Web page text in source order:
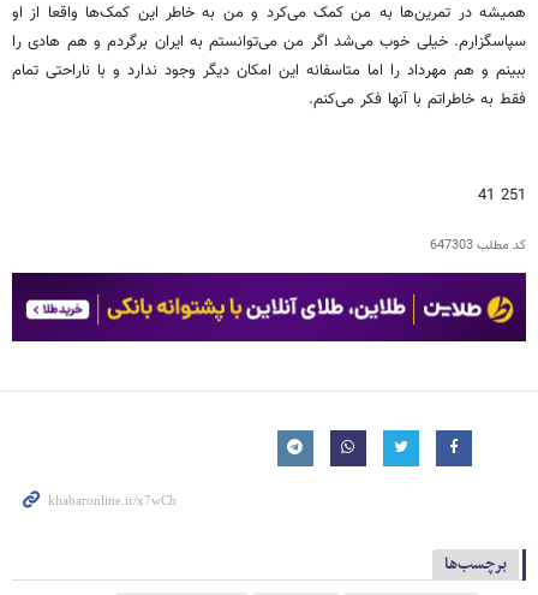
همیشه در تمرین‌ها به من کمک می‌کرد و من به خاطر این کمک‌ها واقعا از او
سپاسگزارم. خیلی خوب می‌شد اگر من می‌توانستم به ایران برگردم و هم هادی را
ببینم و هم مهرداد را اما متاسفانه این امکان دیگر وجود ندارد و با ناراحتی تمام
فقط به خاطراتم با آنها فکر می‌کنم.
251 41
کد مطلب647303
برچسب‌ها